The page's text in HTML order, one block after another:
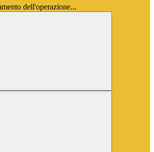
dell'operazione...